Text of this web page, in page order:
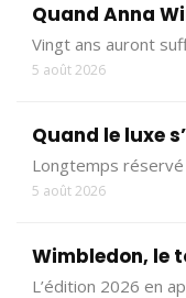
Quand Anna
Vingt ans auront
5 août 2026
Quand le luxe
Longtemps
5 août 2026
Wimbledon, le
L’édition 2026 en